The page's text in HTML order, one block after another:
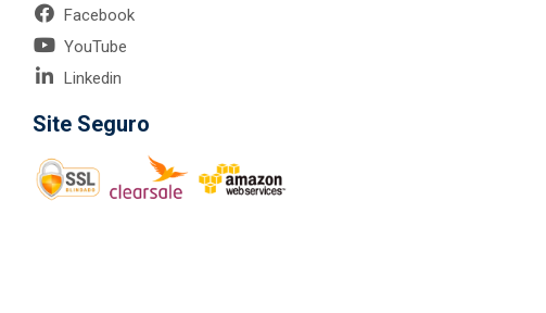
Facebook
YouTube
Linkedin
Site Seguro